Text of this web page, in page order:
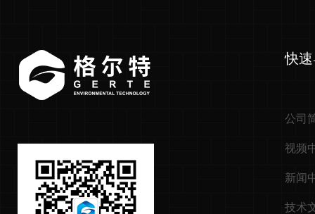
快
公司
视频
新闻
技术